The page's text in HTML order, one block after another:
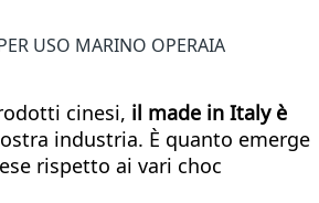
USO MARINO OPERAIA
cinesi, il made in Italy è
industria. È quanto emerge
rispetto ai vari choc